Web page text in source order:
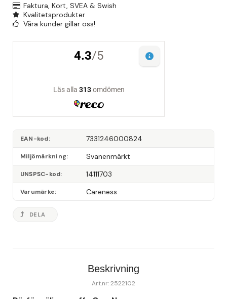
Faktura, Kort, SVEA & Swish
Kvalitetsprodukter
Våra kunder gillar oss!
EAN-kod 7331246000824
Miljömärkning Svanenmärkt
UNSPSC-kod 14111703
Varumärke Careness
DELA
Beskrivning
Art.nr: 2522102